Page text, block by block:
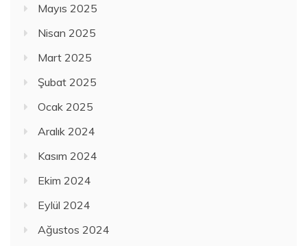
Mayıs 2025
Nisan 2025
Mart 2025
Şubat 2025
Ocak 2025
Aralık 2024
Kasım 2024
Ekim 2024
Eylül 2024
Ağustos 2024